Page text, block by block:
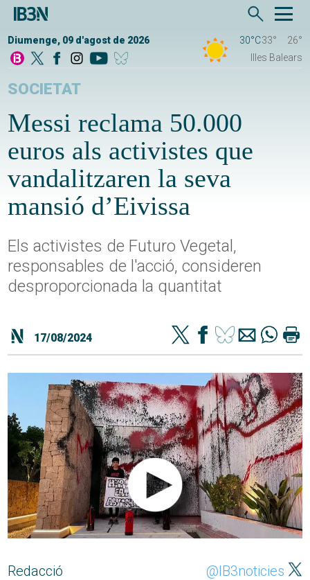
Diumenge, 09 d'agost de 2026 30°C33°
26°
Illes Balears
SOCIETAT
Messi reclama 50.000
euros als activistes que
vandalitzaren la seva
mansió d’Eivissa
Els activistes de Futuro Vegetal,
responsables de l'acció, consideren
desproporcionada la quantitat
17/08/2024
Redacció @IB3noticies